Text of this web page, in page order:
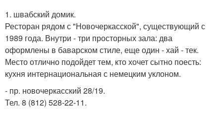
1. швабский домик.
Ресторан рядом с "Новочеркасской", существующий с
1989 года. Внутри - три просторных зала: два
оформлены в баварском стиле, еще один - хай - тек.
Место отлично подойдет тем, кто хочет сытно поесть:
кухня интернациональная с немецким уклоном.
- пр. новочеркасский 28/19.
Тел. 8 (812) 528-22-11.